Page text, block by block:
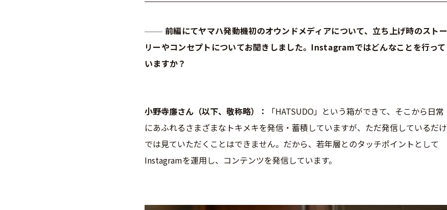
前編にてヤマハ発動機初のオウンドメディアについて、立ち上げ時のストー
リーやコンセプトについてお聞きしました。Instagramではどんなことを行って
いますか？
小野寺廉さん（以下、敬称略）
「HATSUDO」という箱ができて、そこから日常
にあふれるさまざまなトキメキを発信・蓄積していますが、ただ発信しているだけ
では見ていただくことはできません。だから、若年層とのタッチポイントとして
Instagramを運用し、コンテンツを発信しています。